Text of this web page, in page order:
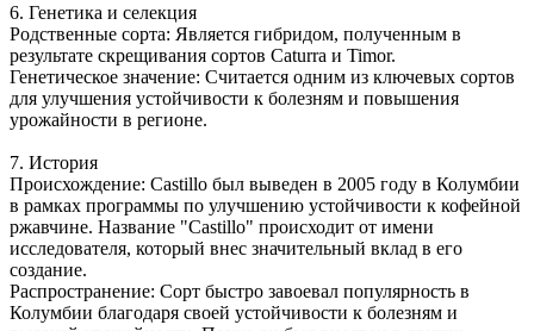
6. Генетика и селекция
Родственные сорта: Является гибридом, полученным в
результате скрещивания сортов Caturra и Timor.
Генетическое значение: Считается одним из ключевых сортов
для улучшения устойчивости к болезням и повышения
урожайности в регионе.
7. История
Происхождение: Castillo был выведен в 2005 году в Колумбии
в рамках программы по улучшению устойчивости к кофейной
ржавчине. Название "Castillo" происходит от имени
исследователя, который внес значительный вклад в его
создание.
Распространение: Сорт быстро завоевал популярность в
Колумбии благодаря своей устойчивости к болезням и